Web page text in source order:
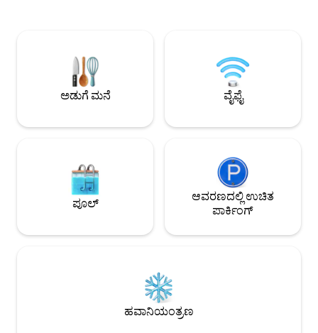
ವಿಹಾರಗಳು ಅಥವಾ ಕುಟುಂಬ ಸಾಹಸಗಳಿಗೆ
ಸೂಕ್ತವಾಗಿದೆ, ಅನನ್ಯ ಬಾಗುವಿಯೋ ವಾಸ್ತವ್ಯಕ್ಕಾಗಿ ನಿಮ್ಮ
ವಾಸ್ತವ್ಯವನ್ನು ಶೀಘ್ರದಲ್ಲೇ ಬುಕ್ ಮಾಡಿ! ನಿಮ್ಮನ್ನು
ಹೋಸ್ಟ್ ಮಾಡಲು ನಾವು ಎದುರು ನೋಡುತ್ತಿದ್ದೇವೆ.
ಹವಾಮಾನವನ್ನು
ಸ್ಥಳಾವಕಾಶವನ್ನು
ಮತ್ತು ನೀರಿನ
ಅಡುಗೆ ಮನೆ ವೈಫೈ
ಪೂಲ್
ಆವರಣದಲ್ಲಿ ಉಚಿತ
ಪಾರ್ಕಿಂಗ್
ಹವಾನಿಯಂತ್ರಣ